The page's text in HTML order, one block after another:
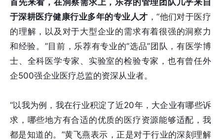
首先来看，在洞察需求上，乐荐的管理团队几乎来自
于深耕医疗健康行业多年的专业人才 ，“他们对于医疗
的理解，以及对于大型企业的需求有着很强的洞察力
和经验。”目前，乐荐有专业的“选品”团队，有医学博
士、全科医学专家、实验室的检验专家，也有曾任外
企500强企业医疗总监的资深从业者。
“以我为例，我在行业积淀了近20年，大企业有哪些诉
求，哪些地方有合适的优质的医疗资源能够适配，我
都是知道的。”黄飞燕表示，正是对于行业的深刻理解